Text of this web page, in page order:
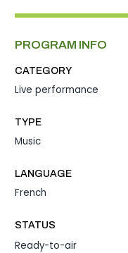
PROGRAM INFO
CATEGORY
Live performance
TYPE
Music
LANGUAGE
French
STATUS
Ready-to-air